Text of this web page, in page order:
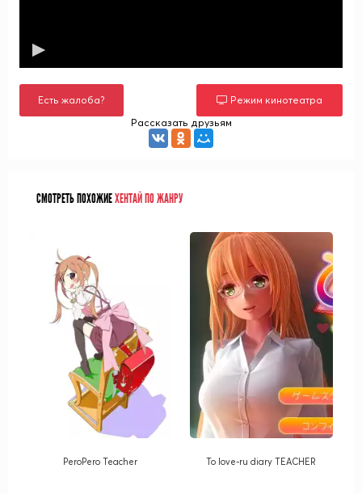
Есть жалоба?
Режим кинотеатра
Рассказать друзьям
СМОТРЕТЬ ПОХОЖИЕХЕНТАЙ ПО ЖАНРУ
PeroPero Teacher To love-ru diary TEACHER